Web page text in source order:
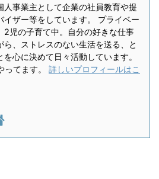
人事業主として企業の社員教育や提
イザー等をしています。 プライベー
2児の子育て中。自分の好きな仕事
ら、ストレスのない生活を送る、と
を心に決めて日々活動しています。
ってます。 詳しいプロフィールはこ